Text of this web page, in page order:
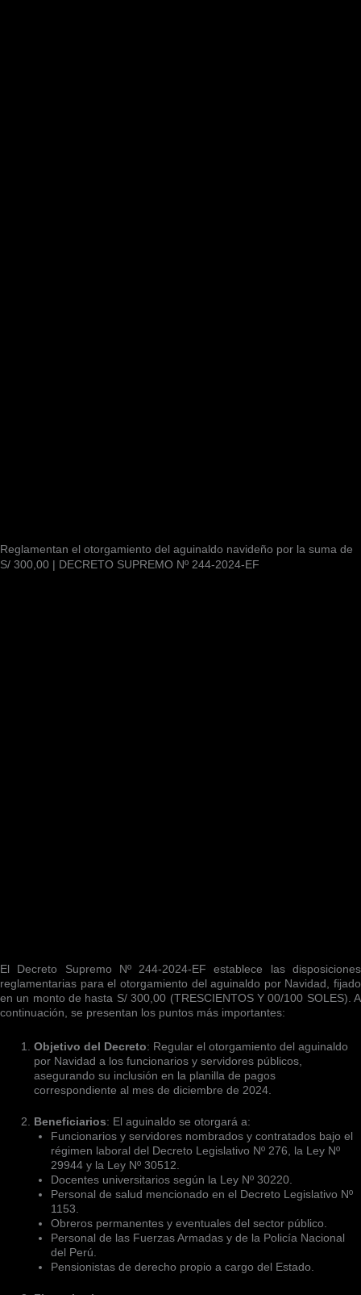
Reglamentan el otorgamiento del aguinaldo navideño por la suma de
S/ 300,00 | DECRETO SUPREMO Nº 244-2024-EF
El Decreto Supremo Nº 244-2024-EF establece las disposiciones
reglamentarias para el otorgamiento del aguinaldo por Navidad, fijado
en un monto de hasta S/ 300,00 (TRESCIENTOS Y 00/100 SOLES). A
continuación, se presentan los puntos más importantes:
Objetivo del Decreto: Regular el otorgamiento del aguinaldo
por Navidad a los funcionarios y servidores públicos,
asegurando su inclusión en la planilla de pagos
correspondiente al mes de diciembre de 2024.
Beneficiarios: El aguinaldo se otorgará a:
Funcionarios y servidores nombrados y contratados bajo el
régimen laboral del Decreto Legislativo Nº 276, la Ley Nº
29944 y la Ley Nº 30512.
Docentes universitarios según la Ley Nº 30220.
Personal de salud mencionado en el Decreto Legislativo Nº
1153.
Obreros permanentes y eventuales del sector público.
Personal de las Fuerzas Armadas y de la Policía Nacional
del Perú.
Pensionistas de derecho propio a cargo del Estado.